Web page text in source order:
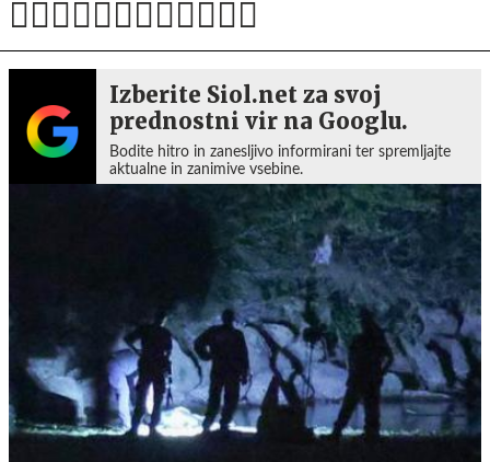
Izberite Siol.net za svoj
prednostni vir na Googlu.
Bodite hitro in zanesljivo informirani ter spremljajte
aktualne in zanimive vsebine.